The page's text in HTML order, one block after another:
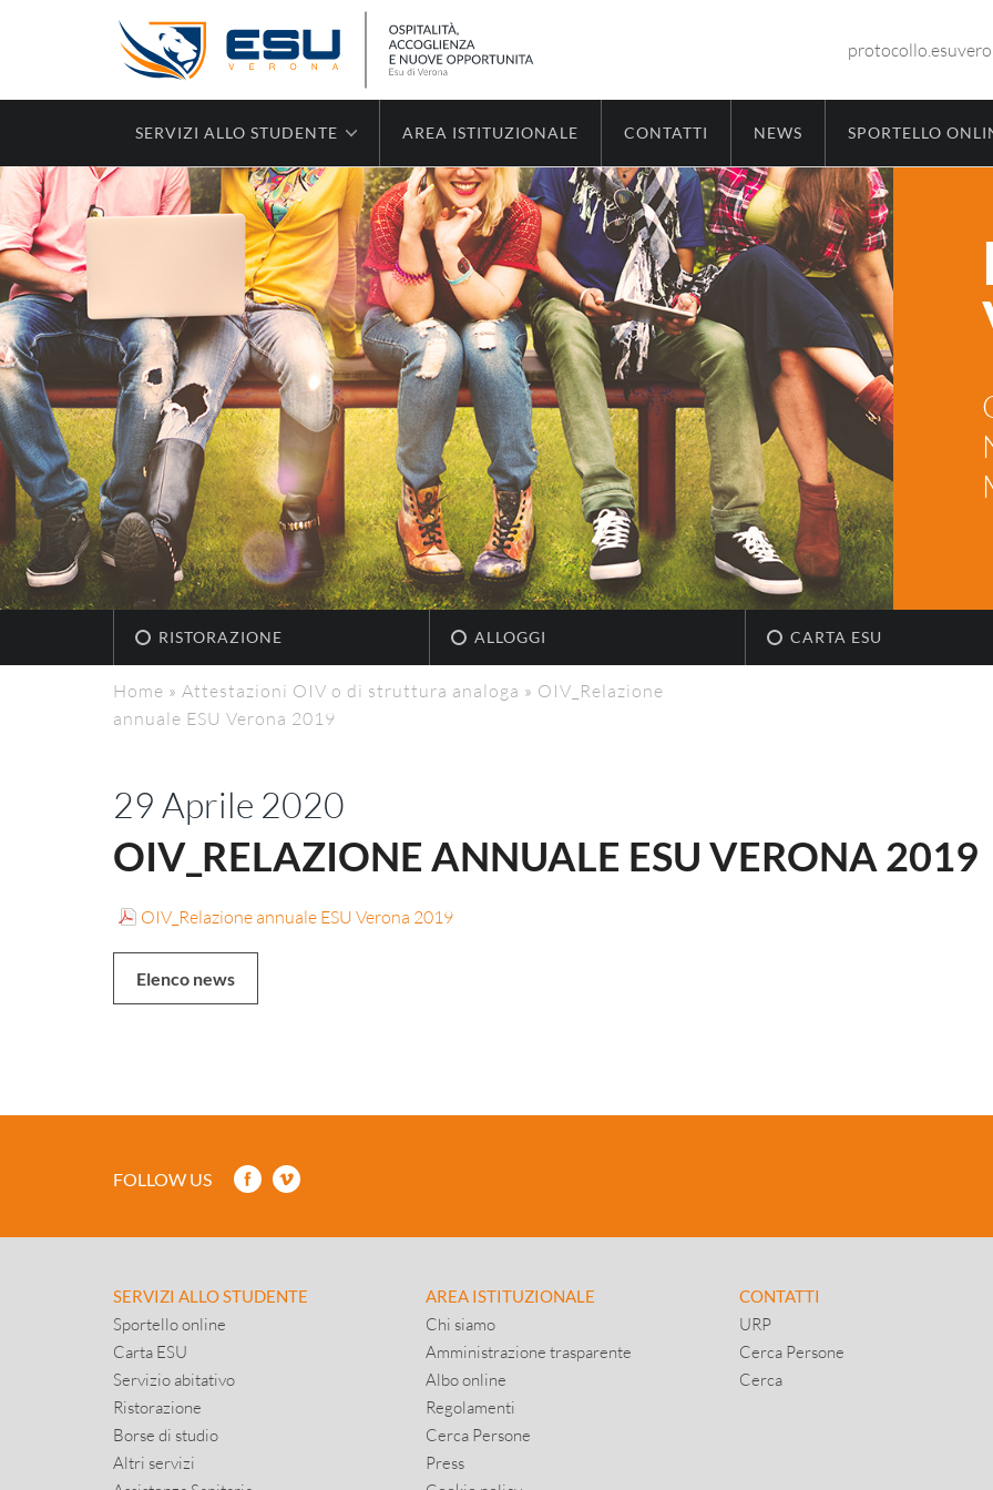
SERVIZI ALLO STUDENTE AREA ISTITUZIONALE CONTATTI NEWS SPORTELLO
RISTORAZIONE ALLOGGI CARTA ESU
Home » Attestazioni OIV o di struttura analoga » OIV_Relazione
annuale ESU Verona 2019
29 Aprile 2020
OIV_RELAZIONE ANNUALE ESU VERONA 2019
OIV_Relazione annuale ESU Verona 2019
Elenco news
FOLLOW US
SERVIZI ALLO STUDENTE
Sportello online
Carta ESU
Servizio abitativo
Ristorazione
Borse di studio
Altri servizi
AREA ISTITUZIONALE
Chi siamo
Amministrazione trasparente
Albo online
Regolamenti
Cerca Persone
Press
CONTATTI
URP
Cerca Persone
Cerca